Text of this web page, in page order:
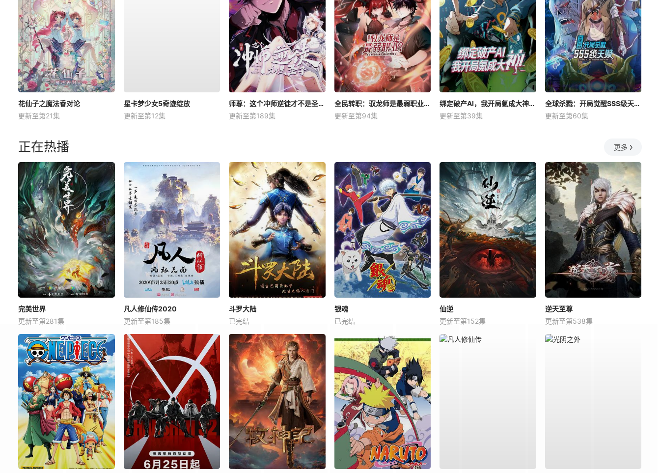
花仙子之魔法香对论
更新至第21集
星卡梦少女5奇迹绽放
更新至第12集
师尊：这个冲师逆徒才不是圣子动态漫
更新至第189集
全民转职：驭龙师是最弱职业？动态漫
更新至第94集
绑定破产AI，我开局氪成大神动态漫
更新至第39集
全球杀戮：开局觉醒SSS级天赋动态漫
更新至第60集
正在热播 更多
完美世界
更新至第281集
凡人修仙传2020
更新至第185集
斗罗大陆
已完结
银魂
已完结
仙逆
更新至第152集
逆天至尊
更新至第538集